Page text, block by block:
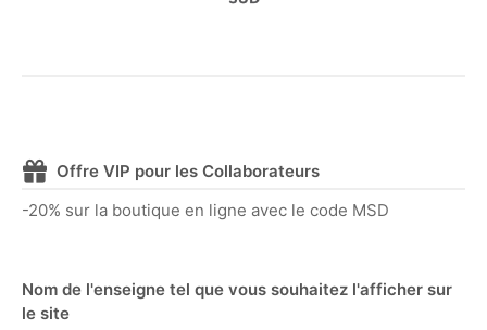
Offre VIP pour les Collaborateurs
-20% sur la boutique en ligne avec le code MSD
Nom de l'enseigne tel que vous souhaitez l'afficher sur
le site